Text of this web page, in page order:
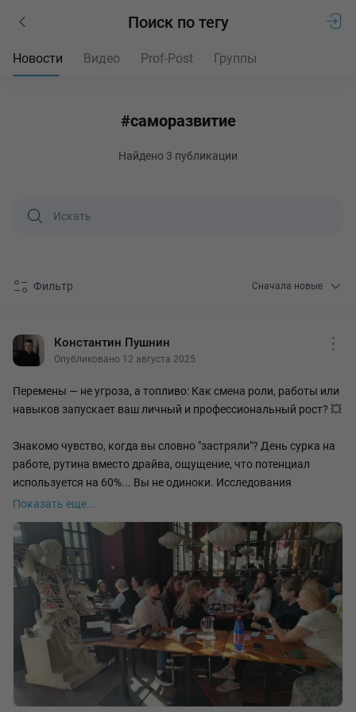
Поиск по тегу
Новости Видео Prof-Post Группы
#саморазвитие
Найдено 3 публикации
Фильтр Сначала новые
Константин Пушнин
Опубликовано 12 августа 2025
Перемены — не угроза, а топливо: Как смена роли, работы или
навыков запускает ваш личный и профессиональный рост? 💥
Знакомо чувство, когда вы словно "застряли"? День сурка на
работе, рутина вместо драйва, ощущение, что потенциал
используется на 60%... Вы не одиноки. Исследования
показывают: более 70% сотрудников в той или иной мере
неизвестного, "синдром самозванца" или просто непонимание
"КАК?" часто блокируют шаг вперед.
А что, если я скажу, что именно ПЕРЕМЕНЫ — ваш самый
мощный (и недооцененный) ресурс? 🔋
♻Смена должности, освоение нового направления, переход в
другую компанию или даже индустрию – это не стресс по
умолчанию. Это критически важный этап эволюции
профессионала. Почему?
Показать еще...